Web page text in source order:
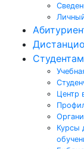
Студентам
Центр
Курсы